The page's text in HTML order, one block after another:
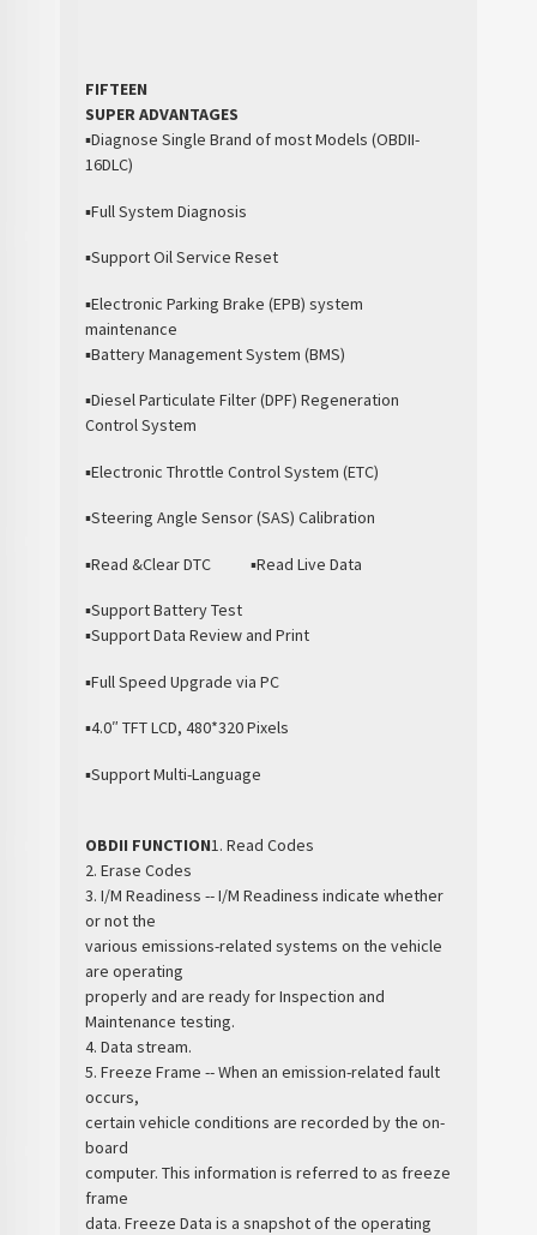
FIFTEEN
SUPER ADVANTAGES
▪Diagnose Single Brand of most Models (OBDII-
16DLC)
▪Full System Diagnosis
▪Support Oil Service Reset
▪Electronic Parking Brake (EPB) system
maintenance
▪Battery Management System (BMS)
▪Diesel Particulate Filter (DPF) Regeneration
Control System
▪Electronic Throttle Control System (ETC)
▪Steering Angle Sensor (SAS) Calibration
▪Read &Clear DTC ▪Read Live Data
▪Support Battery Test
▪Support Data Review and Print
▪Full Speed Upgrade via PC
▪4.0″ TFT LCD, 480*320 Pixels
▪Support Multi-Language
OBDII FUNCTION1. Read Codes
2. Erase Codes
3. I/M Readiness -- I/M Readiness indicate whether
or not the
various emissions-related systems on the vehicle
are operating
properly and are ready for Inspection and
Maintenance testing.
4. Data stream.
5. Freeze Frame -- When an emission-related fault
occurs,
certain vehicle conditions are recorded by the on-
board
computer. This information is referred to as freeze
frame
data. Freeze Data is a snapshot of the operating